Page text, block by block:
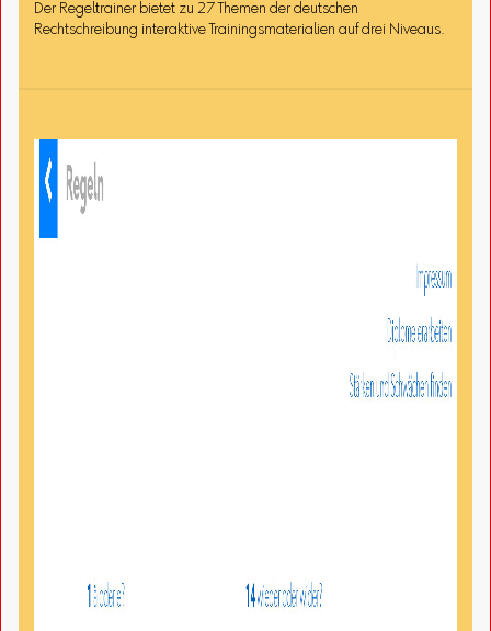
Der Regeltrainer bietet zu 27 Themen der deutschen
Rechtschreibung interaktive Trainingsmaterialien auf drei Niveaus.